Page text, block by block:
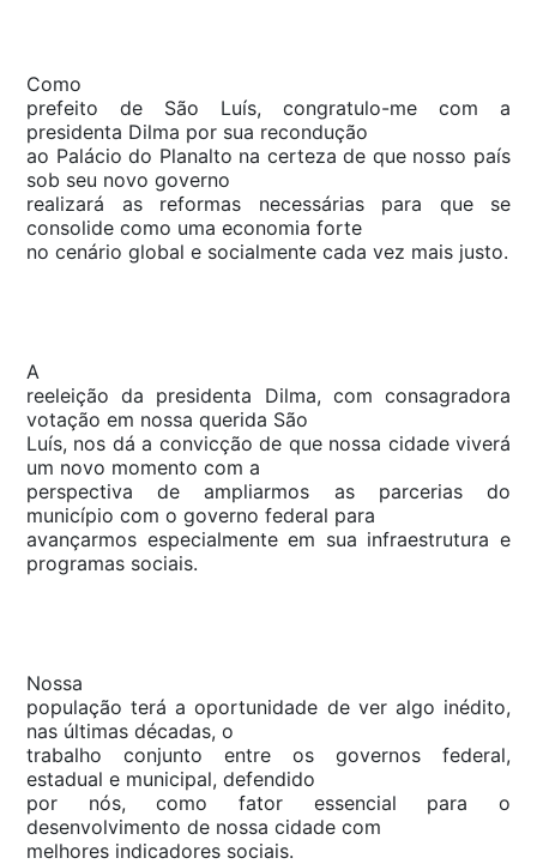
Como
prefeito de São Luís, congratulo-me com a
presidenta Dilma por sua recondução
ao Palácio do Planalto na certeza de que nosso país
sob seu novo governo
realizará as reformas necessárias para que se
consolide como uma economia forte
no cenário global e socialmente cada vez mais justo.
A
reeleição da presidenta Dilma, com consagradora
votação em nossa querida São
Luís, nos dá a convicção de que nossa cidade viverá
um novo momento com a
perspectiva de ampliarmos as parcerias do
município com o governo federal para
avançarmos especialmente em sua infraestrutura e
programas sociais.
Nossa
população terá a oportunidade de ver algo inédito,
nas últimas décadas, o
trabalho conjunto entre os governos federal,
estadual e municipal, defendido
por nós, como fator essencial para o
desenvolvimento de nossa cidade com
melhores indicadores sociais.